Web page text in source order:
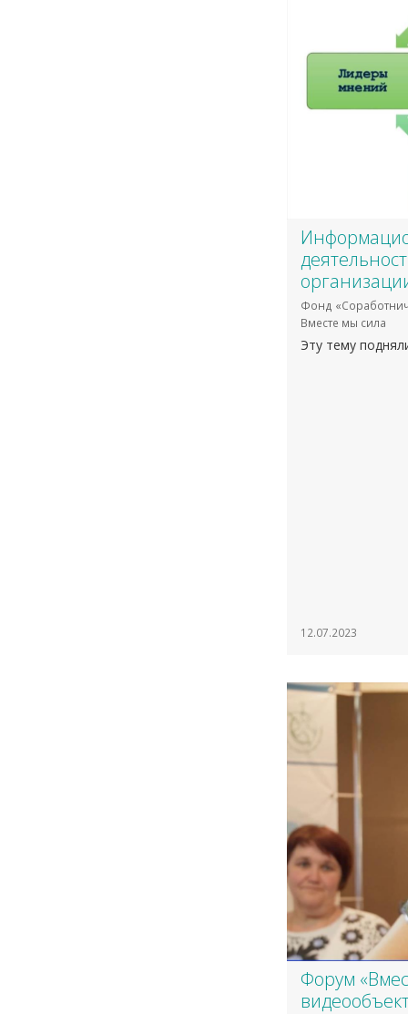
Фонд
Вместе мы сила
Эту тему
12.07.2023
​Форум